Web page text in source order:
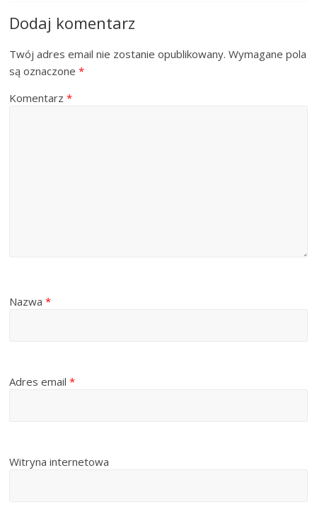
Dodaj komentarz
Twój adres email nie zostanie opublikowany. Wymagane pola
są oznaczone*
Komentarz*
Nazwa*
Adres email*
Witryna internetowa